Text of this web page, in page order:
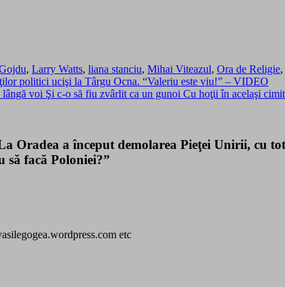
, Larry Watts, liana stanciu, Mihai Viteazul, Ora de Religie,
politici ucişi la Târgu Ocna. “Valeriu este viu!” – VIDEO
voi Şi c-o să fiu zvârlit ca un gunoi Cu hoţii în acelaşi
Oradea a început demolarea Pieţei Unirii, cu
să facă Poloniei?”
etc